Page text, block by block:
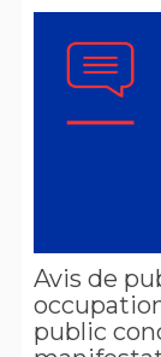
Avis de
public